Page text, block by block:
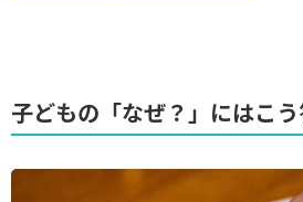
子どもの「なぜ？」にはこう